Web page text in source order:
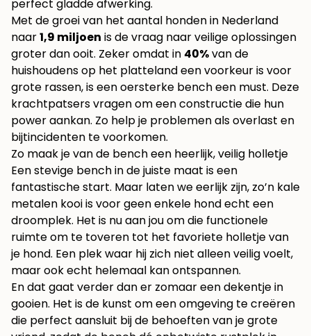
perfect gladde afwerking.
Met de groei van het aantal honden in Nederland
naar1,9 miljoen is de vraag naar veilige oplossingen
groter dan ooit. Zeker omdat in 40%van de
huishoudens op het platteland een voorkeur is voor
grote rassen, is een oersterke bench een must. Deze
krachtpatsers vragen om een constructie die hun
power aankan. Zo help je problemen als overlast en
bijtincidenten te voorkomen.
Zo maak je van de bench een heerlijk, veilig holletje
Een stevige bench in de juiste maat is een
fantastische start. Maar laten we eerlijk zijn, zo’n kale
metalen kooi is voor geen enkele hond echt een
droomplek. Het is nu aan jou om die functionele
ruimte om te toveren tot het favoriete holletje van
je hond. Een plek waar hij zich niet alleen veilig voelt,
maar ook echt helemaal kan ontspannen.
En dat gaat verder dan er zomaar een dekentje in
gooien. Het is de kunst om een omgeving te creëren
die perfect aansluit bij de behoeften van je grote